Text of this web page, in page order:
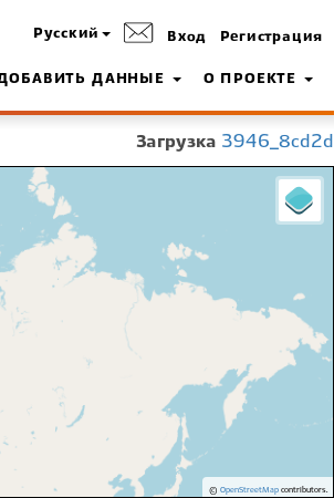
Русский Вход Регистрация
ДАННЫЕ О ПРОЕКТЕ
Загрузка 3946_8cd2d
© OpenStreetMapcontributors.